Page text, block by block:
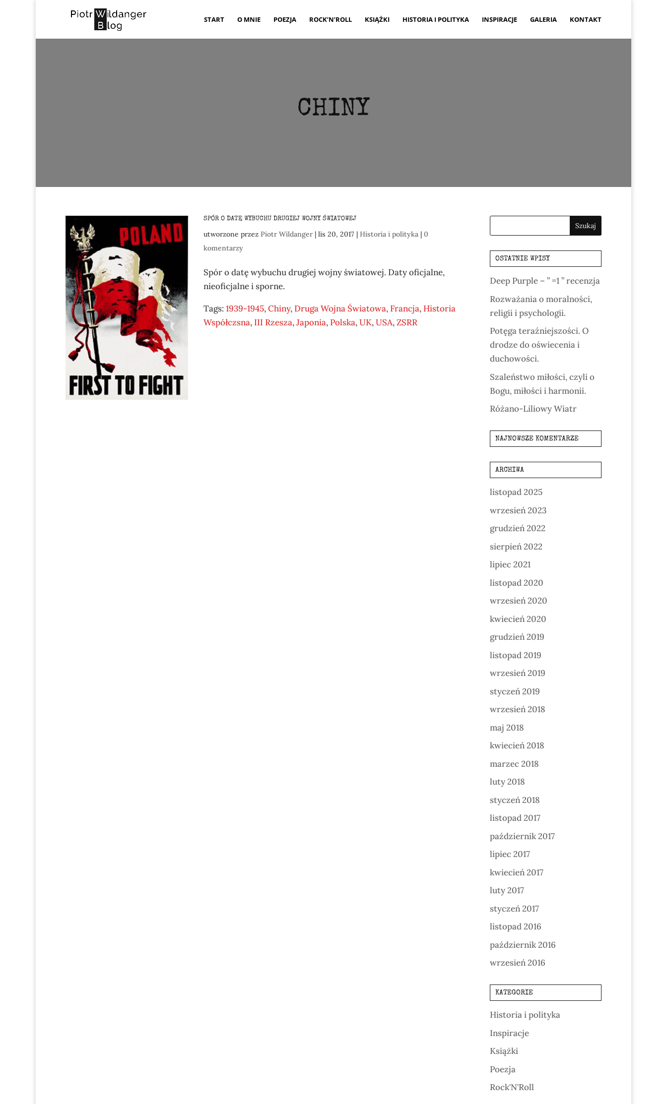
START O MNIE POEZJA ROCK’N’ROLL KSIĄŻKI HISTORIA I POLITYKA INSPIRACJE GALERIA KONTAKT
CHINY
SPÓR O DATĘ WYBUCHU DRUGIEJ WOJNY ŚWIATOWEJ
utworzone przezPiotr Wildanger |lis 20, 2017 |Historia i polityka |0
komentarzy
Spór o datę wybuchu drugiej wojny światowej. Daty oficjalne,
nieoficjalne i sporne.
Tags:1939-1945,Chiny, Druga Wojna Światowa, Francja, Historia
Współczsna, III Rzesza,Japonia, Polska,UK,USA,ZSRR
OSTATNIE WPISY
Deep Purple – ” =1 ” recenzja
Rozważania o moralności,
religii i psychologii.
Potęga teraźniejszości. O
drodze do oświecenia i
duchowości.
Szaleństwo miłości, czyli o
Bogu, miłości i harmonii.
Różano-Liliowy Wiatr
NAJNOWSZE KOMENTARZE
ARCHIWA
listopad 2025
wrzesień 2023
grudzień 2022
sierpień 2022
lipiec 2021
listopad 2020
wrzesień 2020
kwiecień 2020
grudzień 2019
listopad 2019
wrzesień 2019
styczeń 2019
wrzesień 2018
maj 2018
kwiecień 2018
marzec 2018
luty 2018
styczeń 2018
listopad 2017
październik 2017
lipiec 2017
kwiecień 2017
luty 2017
styczeń 2017
listopad 2016
październik 2016
wrzesień 2016
KATEGORIE
Historia i polityka
Inspiracje
Książki
Poezja
Rock'N'Roll